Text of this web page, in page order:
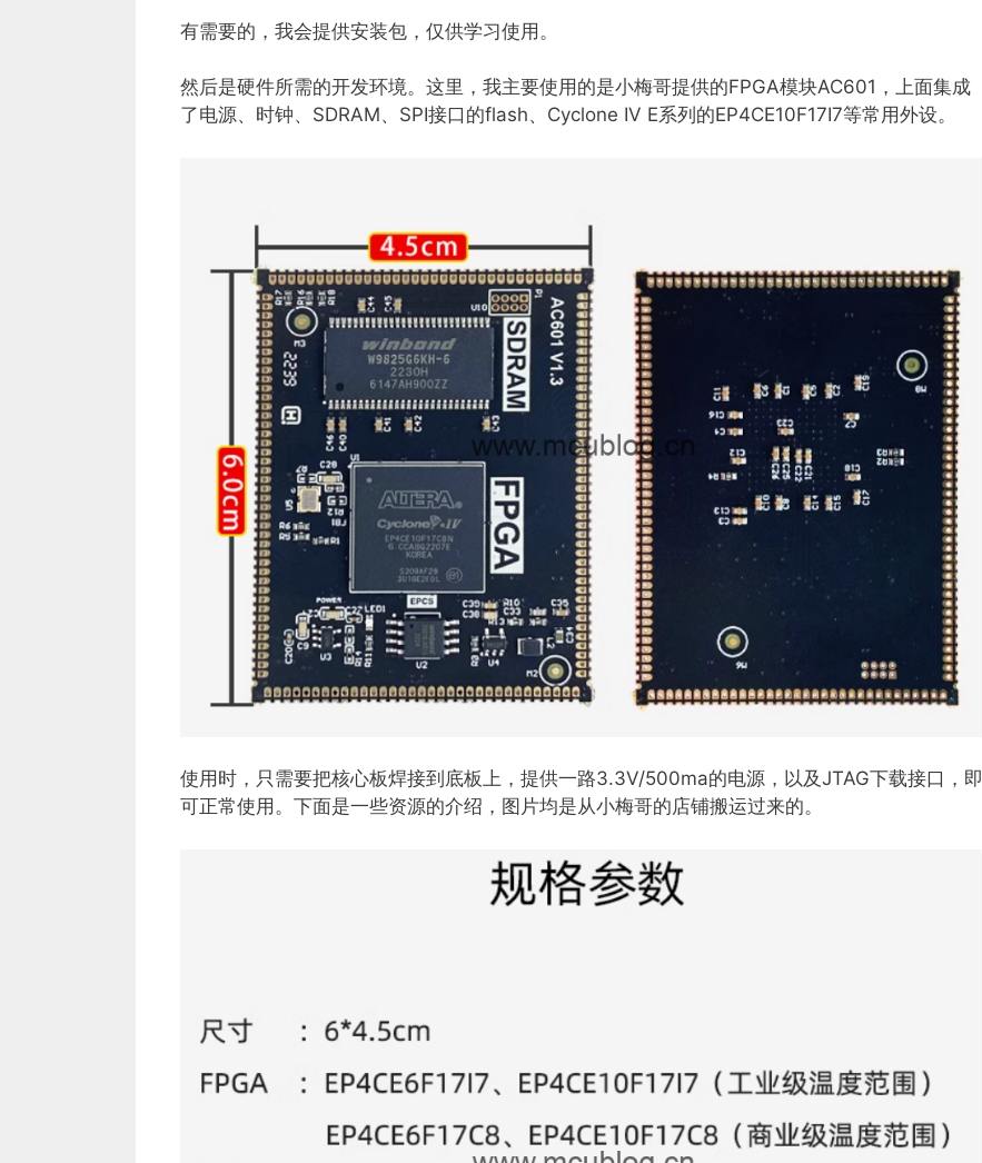
有需要的，我会提供安装包，仅供学习使用。
然后是硬件所需的开发环境。这里，我主要使用的是小梅哥提供的FPGA模块AC601，上面集成
了电源、时钟、SDRAM、SPI接口的flash、Cyclone IV E系列的EP4CE10F17I7等常用外设。
使用时，只需要把核心板焊接到底板上，提供一路3.3V/500ma的电源，以及JTAG下载接口，即
可正常使用。下面是一些资源的介绍，图片均是从小梅哥的店铺搬运过来的。